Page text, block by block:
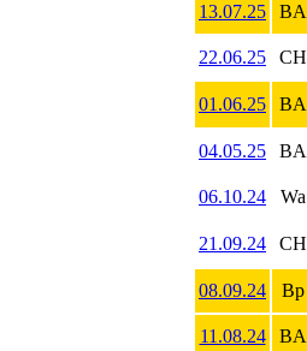
13.07.25 BA
22.06.25 CH
01.06.25 BA
04.05.25 BA
06.10.24 Wa
21.09.24 CH
08.09.24 Bp
11.08.24 BA